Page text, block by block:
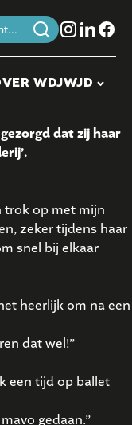
WDJWJD
dat zij haar
trok op met mijn
zeker tijdens haar
snel bij elkaar
heerlijk om na een
dat wel!”
een tijd op ballet
gedaan.”